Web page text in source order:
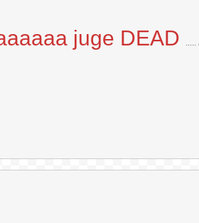
juge DEAD .....